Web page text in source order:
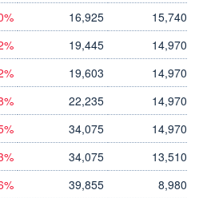
16,925
15,740
19,445
14,970
19,603
14,970
22,235
14,970
34,075
14,970
34,075
13,510
39,855
8,980